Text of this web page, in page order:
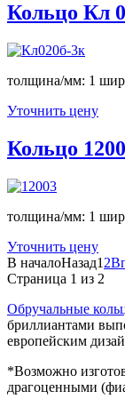
Кольцо Кл
толщина/мм: 1
Уточнить цену
Кольцо
толщина/мм: 1
Уточнить цену
В началоНазад1 2
Страница 1 из 2
Обручальные
бриллиантами
европейским
*Возможно
драгоценными